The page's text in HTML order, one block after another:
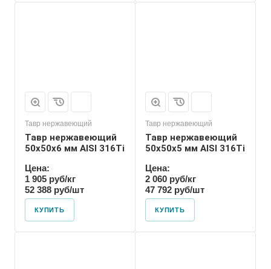
Тавр нержавеющий
Тавр нержавеющий
50х50х6 мм AISI 316Ti
Цена:
1 905 руб/кг
52 388 руб/шт
КУПИТЬ
Тавр нержавеющий
Тавр нержавеющий
50х50х5 мм AISI 316Ti
Цена:
2 060 руб/кг
47 792 руб/шт
КУПИТЬ